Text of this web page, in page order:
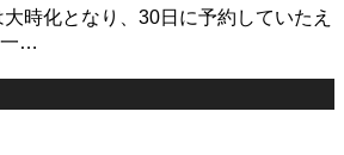
時化となり、30日に予約していたえ
一…